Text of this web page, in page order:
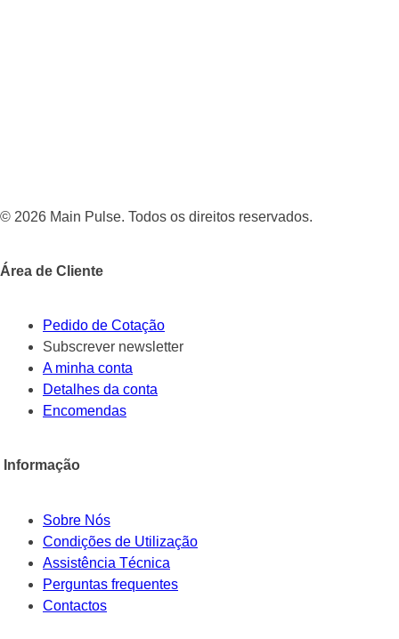
© 2026 Main Pulse. Todos os direitos reservados.
Área de Cliente
Pedido de Cotação
Subscrever newsletter
A minha conta
Detalhes da conta
Encomendas
Informação
Sobre Nós
Condições de Utilização
Assistência Técnica
Perguntas frequentes
Contactos